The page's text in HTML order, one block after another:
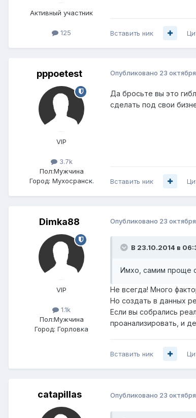
Активный участник
125 Вставить ник
pppoetest
VIP
3.7k
Пол:Мужчина
Город: Мухосранск.
Опубликовано 23
Да бросьте вы это
сделать под свои
Вставить ник
Dimka88
VIP
1.1k
Пол:Мужчина
Город: Горловка
Опубликовано 23
В 23.10.2014 в
Имхо, самим проще
Не всегда! Много
Но создать в данных
Если вы собрались
проанализировать, и
Вставить ник
catapillas Опубликовано 23